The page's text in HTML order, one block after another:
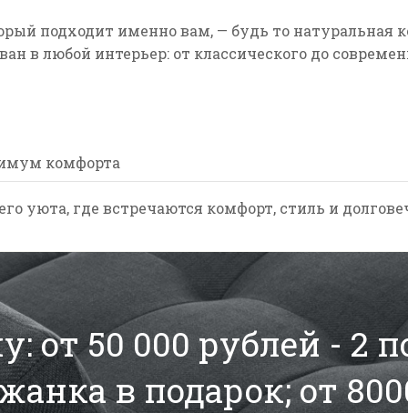
подходит именно вам, — будь то натуральная
в любой интерьер: от классического до
комфорта
уюта, где встречаются комфорт, стиль и
от 50 000 рублей - 2
в подарок; от